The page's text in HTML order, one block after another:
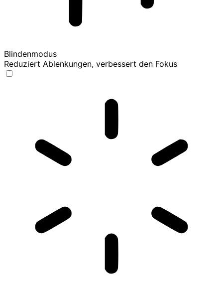
Blindenmodus
Reduziert Ablenkungen, verbessert den Fokus